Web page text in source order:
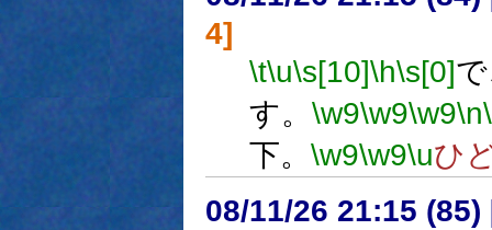
4]
\t\u\s[10]\h\s[0]
す。 \w9\w9\w9\n
下。 \w9\w9\uひ
08/11/26 21:15 (85)